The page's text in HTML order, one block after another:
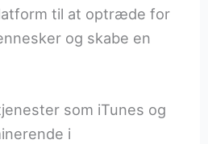
til at optræde for
og skabe en
som iTunes og
i